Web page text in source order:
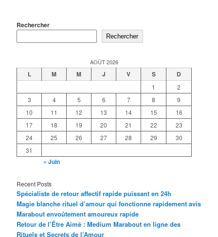
Rechercher
Rechercher
AOÛT 2026
L M M J V S D
1
2
3
4 5 6 7 8
9
10
11 12 13 14 15
16
17
18 19 20 21 22
23
24
25 26 27 28 29
30
31
« Juin
Recent Posts
Spécialiste de retour affectif rapide puissant en 24h
Magie blanche rituel d’amour qui fonctionne rapidement avis
Marabout envoûtement amoureux rapide
Retour de l’Être Aimé : Medium Marabout en ligne des
Rituels et Secrets de l’Amour